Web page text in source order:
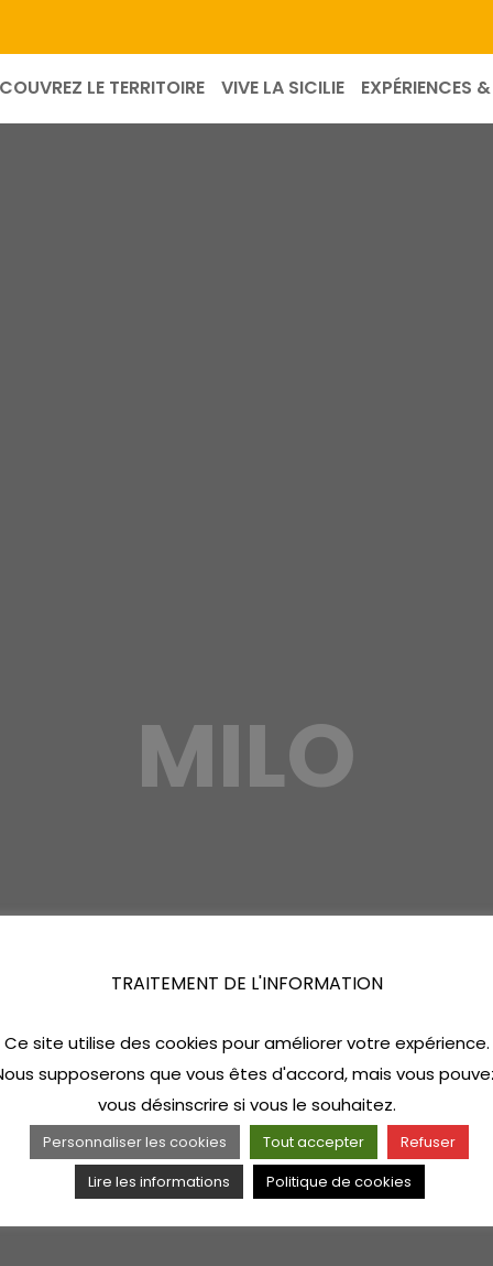
LE TERRITOIRE VIVE LA SICILIE EXPÉRIENCES
MILO
TRAITEMENT DE L'INFORMATION
Ce site utilise des cookies pour améliorer votre expérience.
supposerons que vous êtes d'accord, mais vous
vous désinscrire si vous le souhaitez.
Personnaliser les cookies Tout accepter
Refuser
Lire les informations
Politique de cookies